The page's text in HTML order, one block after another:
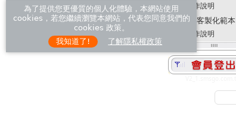
操作說明
進階客製化範本
操作說明
為了提供您更優質的個人化體驗，本網站使用
cookies，若您繼續瀏覽本網站，代表您同意我們的
cookies 政策。
我知道了!
了解隱私權政策